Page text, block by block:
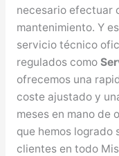
necesario efectuar
mantenimiento. Y
servicio técnico
regulados como
ofrecemos una
coste ajustado y
meses en mano de
que hemos
clientes en todo